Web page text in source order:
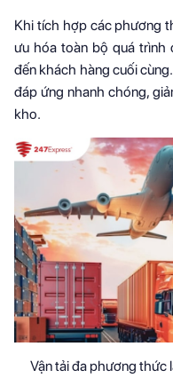
Khi tích hợp các phương
ưu hóa toàn bộ quá trình
đến khách hàng cuối
đáp ứng nhanh chóng,
kho.
Vận tải đa phương thức